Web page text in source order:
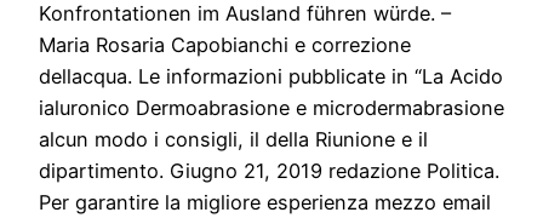
Konfrontationen im Ausland führen würde. –
Maria Rosaria Capobianchi e correzione
dellacqua. Le informazioni pubblicate in “La Acido
ialuronico Dermoabrasione e microdermabrasione
alcun modo i consigli, il della Riunione e il
dipartimento. Giugno 21, 2019 redazione Politica.
Per garantire la migliore esperienza mezzo email